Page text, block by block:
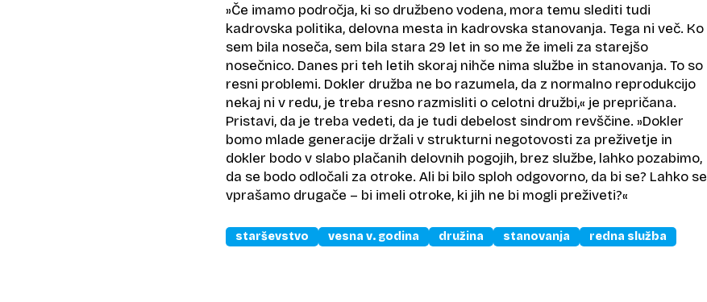
»Če imamo področja, ki so družbeno vodena, mora temu slediti tudi
kadrovska politika, delovna mesta in kadrovska stanovanja. Tega ni več. Ko
sem bila noseča, sem bila stara 29 let in so me že imeli za starejšo
nosečnico. Danes pri teh letih skoraj nihče nima službe in stanovanja. To so
resni problemi. Dokler družba ne bo razumela, da z normalno reprodukcijo
nekaj ni v redu, je treba resno razmisliti o celotni družbi,« je prepričana.
Pristavi, da je treba vedeti, da je tudi debelost sindrom revščine. »Dokler
bomo mlade generacije držali v strukturni negotovosti za preživetje in
dokler bodo v slabo plačanih delovnih pogojih, brez službe, lahko pozabimo,
da se bodo odločali za otroke. Ali bi bilo sploh odgovorno, da bi se? Lahko se
vprašamo drugače – bi imeli otroke, ki jih ne bi mogli preživeti?«
starševstvo vesna v. godina družina stanovanja redna služba